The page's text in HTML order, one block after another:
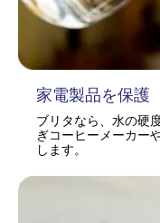
家電製品を保護
ブリタなら、水の硬
ぎコーヒーメーカー
します。